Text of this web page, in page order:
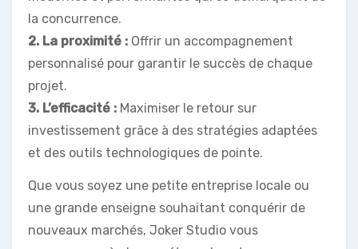
la concurrence.
2. La proximité : Offrir un accompagnement
personnalisé pour garantir le succès de chaque
projet.
3. L’efficacité : Maximiser le retour sur
investissement grâce à des stratégies adaptées
et des outils technologiques de pointe.
Que vous soyez une petite entreprise locale ou
une grande enseigne souhaitant conquérir de
nouveaux marchés, Joker Studio vous